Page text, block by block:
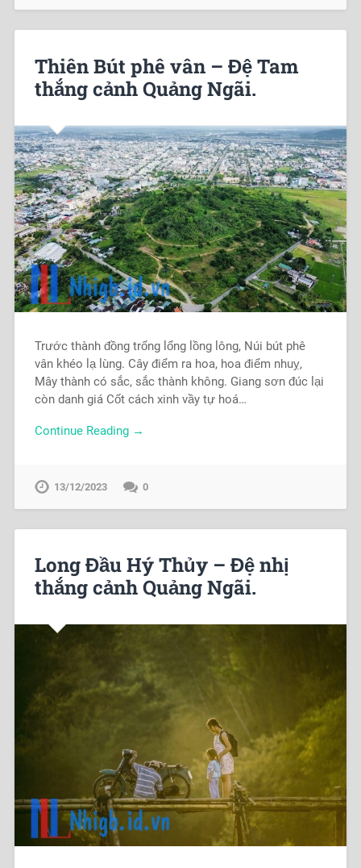
Thiên Bút phê vân – Đệ Tam
thắng cảnh Quảng Ngãi.
Trước thành đồng trống lổng lồng lông, Núi bút phê
vân khéo lạ lùng. Cây điểm ra hoa, hoa điểm nhuỵ,
Mây thành có sắc, sắc thành không. Giang sơn đúc lại
còn danh giá Cốt cách xinh vầy tự hoá…
Continue Reading →
13/12/2023 0
Long Đầu Hý Thủy – Đệ nhị
thắng cảnh Quảng Ngãi.